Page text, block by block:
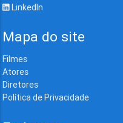
LinkedIn
Mapa do site
Filmes
Atores
Diretores
Política de Privacidade